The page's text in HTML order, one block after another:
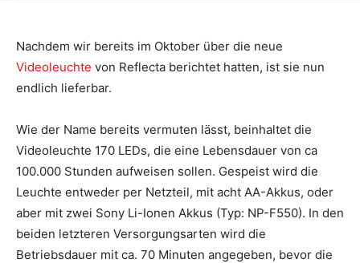
Nachdem wir bereits im Oktober über die neue
Videoleuchte von Reflecta berichtet hatten, ist sie nun
endlich lieferbar.
Wie der Name bereits vermuten lässt, beinhaltet die
Videoleuchte 170 LEDs, die eine Lebensdauer von ca
100.000 Stunden aufweisen sollen. Gespeist wird die
Leuchte entweder per Netzteil, mit acht AA-Akkus, oder
aber mit zwei Sony Li-Ionen Akkus (Typ: NP-F550). In den
beiden letzteren Versorgungsarten wird die
Betriebsdauer mit ca. 70 Minuten angegeben, bevor die